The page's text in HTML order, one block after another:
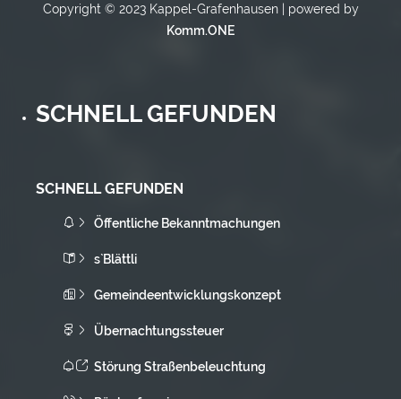
Copyright © 2023 Kappel-Grafenhausen | powered by
Komm.ONE
SCHNELL GEFUNDEN
SCHNELL GEFUNDEN
Öffentliche Bekanntmachungen
s`Blättli
Gemeindeentwicklungskonzept
Übernachtungssteuer
Störung Straßenbeleuchtung